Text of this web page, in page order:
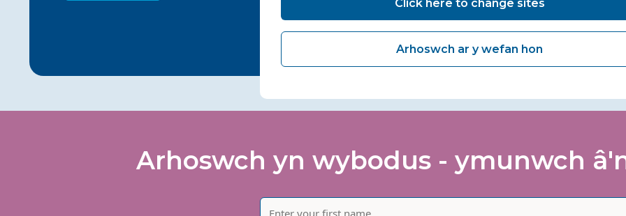
Arhoswch yn wybodus - ymunwch
Click here to change sites
Arhoswch ar y wefan hon